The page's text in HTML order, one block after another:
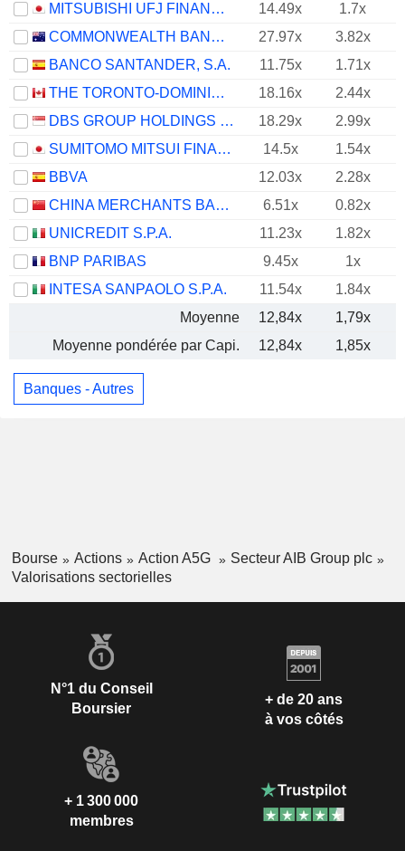
MITSUBISHI UFJ FINANCIAL GROUP, INC.
14.49x
1.7x
COMMONWEALTH BANK OF AUSTRALIA
27.97x
3.82x
BANCO SANTANDER, S.A.
11.75x
1.71x
THE TORONTO-DOMINION BANK
18.16x
2.44x
DBS GROUP HOLDINGS LTD
18.29x
2.99x
SUMITOMO MITSUI FINANCIAL GROUP, INC.
14.5x
1.54x
BBVA
12.03x
2.28x
CHINA MERCHANTS BANK CO., LTD.
6.51x
0.82x
UNICREDIT S.P.A.
11.23x
1.82x
BNP PARIBAS
9.45x
1x
INTESA SANPAOLO S.P.A.
11.54x
1.84x
Moyenne
12,84x
1,79x
Moyenne pondérée par Capi.
12,84x 1,85x
Banques - Autres
Bourse Actions Action A5G
Secteur AIB Group plc
Valorisations sectorielles
N°1 du Conseil
Boursier
+ de 20 ans
à vos côtés
+ 1 300 000
membres